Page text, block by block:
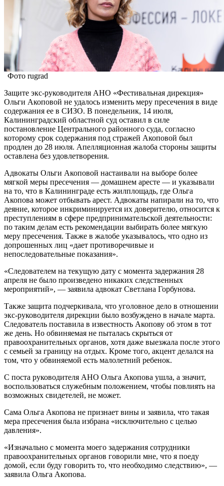
Фото rugrad
Защите экс-руководителя АНО «Фестивальная дирекция»
Ольги Акоповой не удалось изменить меру пресечения в виде
содержания ее в СИЗО. В понедельник, 14 июля,
Калининградский областной суд оставил в силе
постановление Центрального районного суда, согласно
которому срок содержания под стражей Акоповой был
продлен до 28 июля. Апелляционная жалоба стороны защиты
оставлена без удовлетворения.
Адвокаты Ольги Акоповой настаивали на выборе более
мягкой меры пресечения — домашнем аресте — и указывали
на то, что в Калининграде есть жилплощадь, где Ольга
Акопова может отбывать арест. Адвокаты напирали на то, что
деяние, которое инкриминируется их доверителю, относится к
преступлениям в сфере предпринимательской деятельности:
по таким делам есть рекомендации выбирать более мягкую
меру пресечения. Также в жалобе указывалось, что одно из
допрошенных лиц «дает противоречивые и
непоследовательные показания».
«Следователем на текущую дату с момента задержания 28
апреля не было произведено никаких следственных
мероприятий», — заявила адвокат Светлана Горбунова.
Также защита подчеркивала, что уголовное дело в отношении
экс-руководителя дирекции было возбуждено в начале марта.
Следователь поставила в известность Акопову об этом в тот
же день. Но обвиняемая не пыталась скрыться от
правоохранительных органов, хотя даже выезжала после этого
с семьей за границу на отдых. Кроме того, акцент делался на
том, что у обвиняемой есть малолетний ребенок.
С поста руководителя АНО Ольга Акопова ушла, а значит,
воспользоваться служебным положением, чтобы повлиять на
возможных свидетелей, не может.
Сама Ольга Акопова не признает вины и заявила, что такая
мера пресечения была избрана «исключительно с целью
давления».
«Изначально с момента моего задержания сотрудники
правоохранительных органов говорили мне, что я поеду
домой, если буду говорить то, что необходимо следствию», —
заявила Ольга Акопова.